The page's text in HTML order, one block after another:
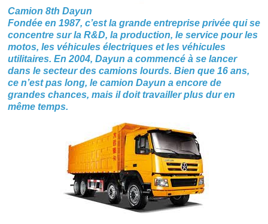
Camion 8th Dayun
Fondée en 1987, c’est la grande entreprise privée qui se
concentre sur la R&D, la production, le service pour les
motos, les véhicules électriques et les véhicules
utilitaires. En 2004, Dayun a commencé à se lancer
dans le secteur des camions lourds. Bien que 16 ans,
ce n’est pas long, le camion Dayun a encore de
grandes chances, mais il doit travailler plus dur en
même temps.